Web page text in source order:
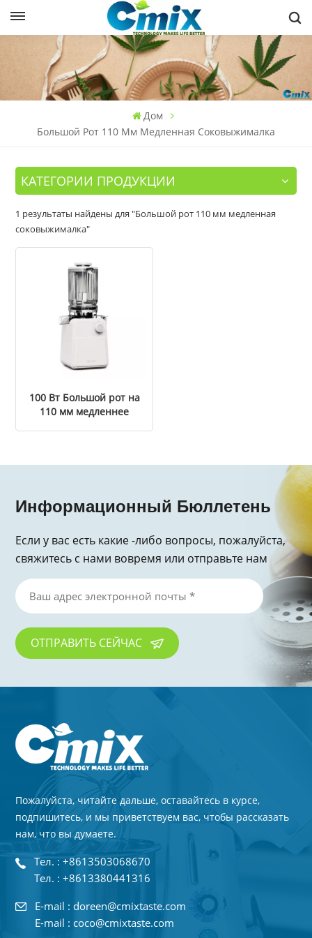
Дом
Большой Рот 110 Мм Медленная Соковыжималка
КАТЕГОРИИ ПРОДУКЦИИ
1 результаты найдены для "Большой рот 110 мм медленная
соковыжималка"
100 Вт Большой рот на
110 мм медленнее
Информационный Бюллетень
Если у вас есть какие -либо вопросы, пожалуйста,
свяжитесь с нами вовремя или отправьте нам
электронное письмо, спасибо за запрос!
ОТПРАВИТЬ СЕЙЧАС
Пожалуйста, читайте дальше, оставайтесь в курсе,
подпишитесь, и мы приветствуем вас, чтобы рассказать
нам, что вы думаете.
Тел. : +8613503068670
Тел. : +8613380441316
E-mail : doreen@cmixtaste.com
E-mail : coco@cmixtaste.com